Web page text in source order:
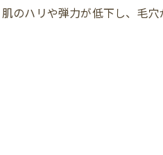
のハリや弾力が低下し、毛